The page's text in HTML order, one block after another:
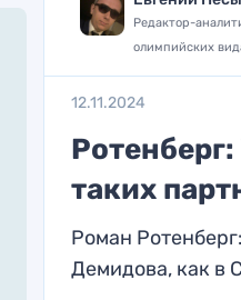
Редактор-
олимпийских
12.11.2024
таких
Роман
Демидова, как в